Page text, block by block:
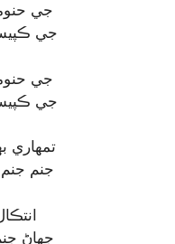
جي
جي
جي
جي
تمهاري
جنم
جهاڻ